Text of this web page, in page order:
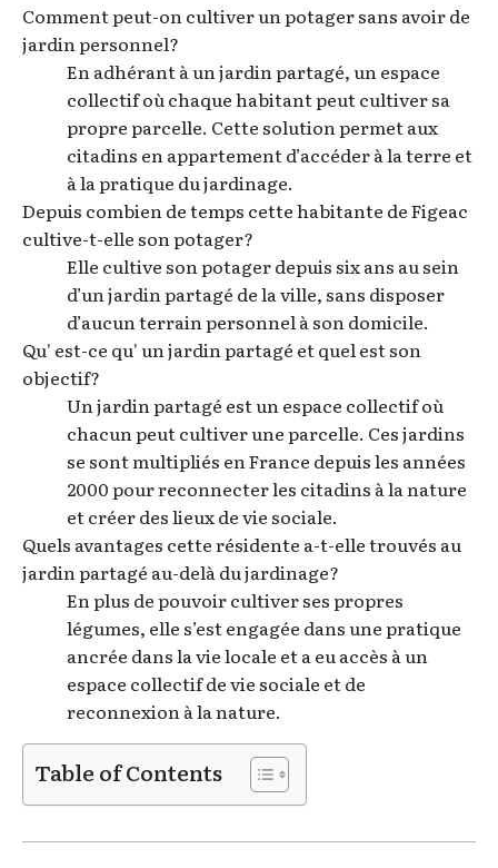
Comment peut-on cultiver un potager sans avoir de
jardin personnel?
En adhérant à un jardin partagé, un espace
collectif où chaque habitant peut cultiver sa
propre parcelle. Cette solution permet aux
citadins en appartement d’accéder à la terre et
à la pratique du jardinage.
Depuis combien de temps cette habitante de Figeac
cultive-t-elle son potager?
Elle cultive son potager depuis six ans au sein
d’un jardin partagé de la ville, sans disposer
d’aucun terrain personnel à son domicile.
Qu' est-ce qu' un jardin partagé et quel est son
objectif?
Un jardin partagé est un espace collectif où
chacun peut cultiver une parcelle. Ces jardins
se sont multipliés en France depuis les années
2000 pour reconnecter les citadins à la nature
et créer des lieux de vie sociale.
Quels avantages cette résidente a-t-elle trouvés au
jardin partagé au-delà du jardinage?
En plus de pouvoir cultiver ses propres
légumes, elle s’est engagée dans une pratique
ancrée dans la vie locale et a eu accès à un
espace collectif de vie sociale et de
reconnexion à la nature.
Table of Contents